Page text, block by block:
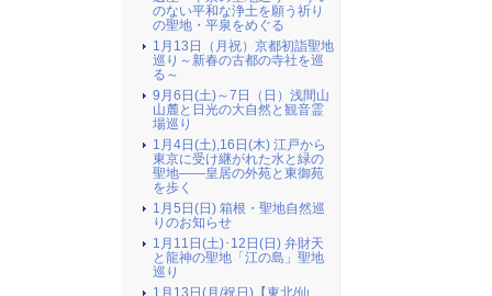
のない平和な浄土を願う祈り
の聖地・平泉をめぐる
1月13日（月祝）京都初詣聖地
巡り～新春の古都の寺社を巡
る～
9月6日(土)～7日（日）浅間山
山麓と日光の大自然と観音霊
場巡り
1月4日(土),16日(木) 江戸から
東京に受け継がれた水と緑の
聖地――皇居の外苑と東御苑
を歩く
1月5日(日) 箱根・聖地自然巡
りのお知らせ
1月11日(土)･12日(日) 弁財天
と龍神の聖地「江の島」聖地
巡り
1月13日(月/祝日)【東北/仙